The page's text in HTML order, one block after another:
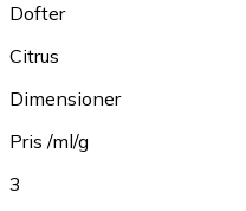
Dofter
Citrus
Dimensioner
Pris /ml/g
3